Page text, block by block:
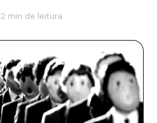
min de leitura